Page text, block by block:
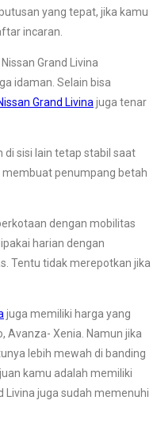
yang tepat, jika kamu
incaran.
Nissan Grand Livina
idaman. Selain bisa
Grand Livinajuga tenar
di sisi lain tetap stabil saat
penumpang betah
dengan mobilitas
harian dengan
Tentu tidak merepotkan jika
juga memiliki harga yang
Avanza- Xenia. Namun jika
lebih mewah di banding
kamu adalah memiliki
Livina juga sudah memenuhi